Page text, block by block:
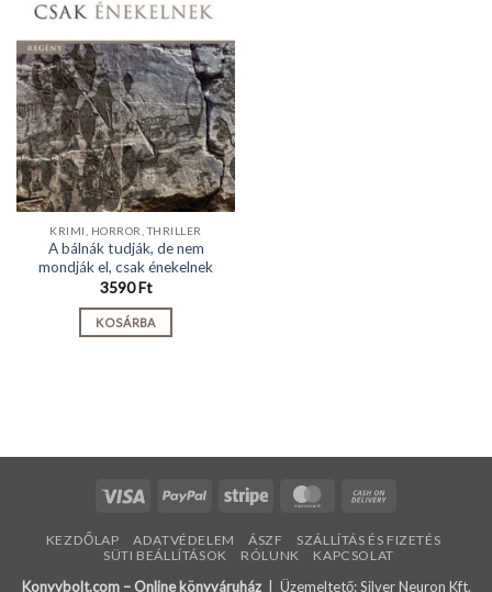
KRIMI, HORROR, THRILLER
A bálnák tudják, de nem
mondják el, csak énekelnek
3590Ft
KOSÁRBA
Visa PayPal Stripe MasterCard
Delivery
KEZDŐLAP ADATVÉDELEM ÁSZF
SZÁLLÍTÁS ÉS FIZETÉS
SÜTI BEÁLLÍTÁSOK
RÓLUNK KAPCSOLAT
Konyvbolt.com – Online könyváruház| Üzemeltető: Silver Neuron Kft.